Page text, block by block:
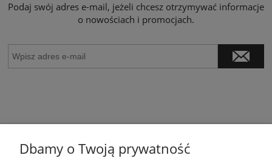
Podaj swój adres e-mail, jeżeli chcesz otrzymywać informacje
o nowościach i promocjach.
Dbamy o Twoją prywatność